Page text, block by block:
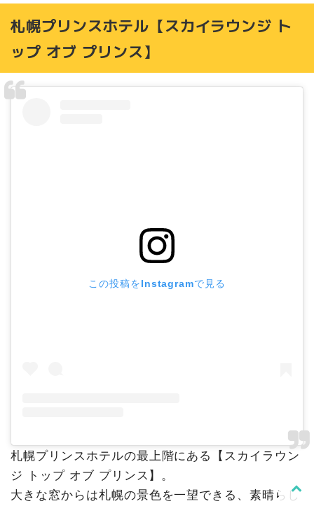
札幌プリンスホテル【スカイラウンジ ト
ップ オブ プリンス】
この投稿をInstagramで見る
札幌プリンスホテルの最上階にある【スカイラウン
ジ トップ オブ プリンス】。
大きな窓からは札幌の景色を一望できる、素晴らし